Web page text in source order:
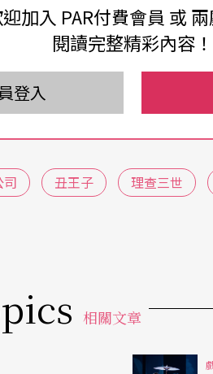
不捨、在決心與怯懦之間的掙
仍不能免於毀滅的命運；但以
角與瘋狂的惡徒，如何能夠相
三世》的命運，當然是他個人
查一心渴求絕對的權力，也
部作品各別探究的人性面向，
連結到當代親子關係議題，於
加入 PAR付費會員 或
閱讀完整精彩內容！
登入
司 丑王子 理查三世
相關文章